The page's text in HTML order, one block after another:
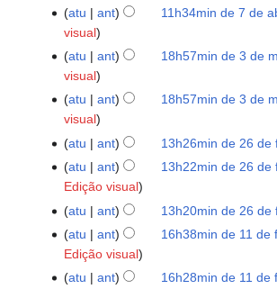
d
e
d
ç
ã
o
o
d
e
e
ã
o
s
u
m
o
d
e
e
i
ã
o
2025atu
ant 11h34min de 7 de
visual
março
2025
atu ant 18h57min de 3 de
visual
atu
ant 18h57min de 3 de
visual
26
de
fevereiro
atu ant 13h26min de 26 de
S
e
r
e
s
u
atu
ant 13h22min de 26 de
Edição visual
atu
ant 13h20min de 26 de
11
fevereiro
atu ant 16h38min de 11 de
Edição visual
atu
ant 16h28min de 11 de